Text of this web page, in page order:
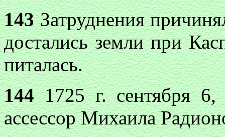
143Затруднения
достались земли при
питалась.
1441725 г. сентября 6,
ассессор Михаила